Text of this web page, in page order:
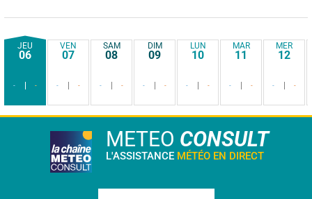
JEU
06
- -
VEN
07
- -
SAM
08
- -
DIM
09
- -
LUN
10
- -
MAR
11
- -
MER
12
- -
METEO CONSULT
L'ASSISTANCE MÉTÉO EN DIRECT